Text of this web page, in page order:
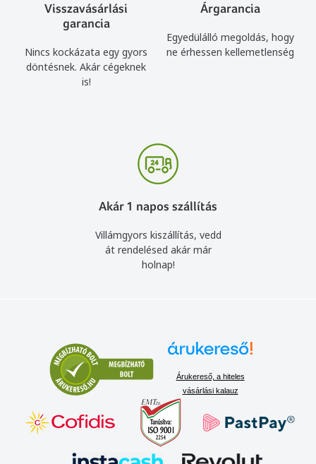
Visszavásárlási
garancia
Nincs kockázata egy gyors
döntésnek. Akár cégeknek
is!
Árgarancia
Egyedülálló megoldás, hogy
ne érhessen kellemetlenség
Akár 1 napos szállítás
Villámgyors kiszállítás, vedd
át rendelésed akár már
holnap!
Árukereső, a hiteles
vásárlási kalauz